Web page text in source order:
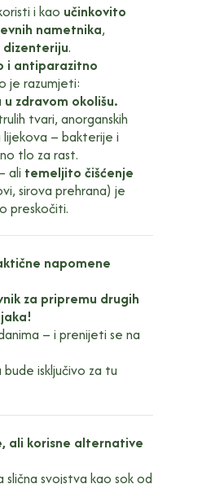
i kao učinkovito
nametnika,
.
i antiparazitno
je razumjeti:
zdravom okolišu.
tvari, anorganskih
– bakterije i
tlo za rast.
ali temeljito čišćenje
sirova prehrana) je
preskočiti.
napomene
za pripremu drugih
– i prenijeti se na
isključivo za tu
ali korisne alternative
slična svojstva kao sok od